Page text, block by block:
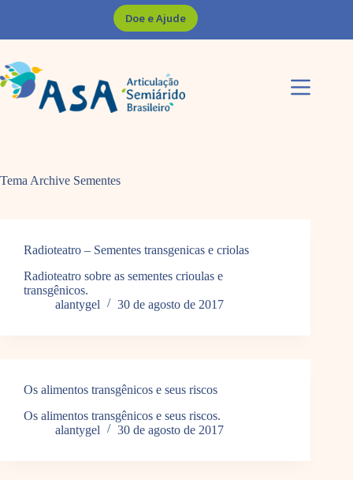
Doe e Ajude
Tema Archive Sementes
Radioteatro – Sementes transgenicas e criolas
Radioteatro sobre as sementes crioulas e
transgênicos.
alantygel
30 de agosto de 2017
Os alimentos transgênicos e seus riscos
Os alimentos transgênicos e seus riscos.
alantygel
30 de agosto de 2017